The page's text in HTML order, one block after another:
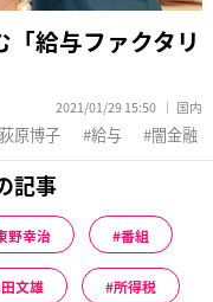
給与ファクタリ
2021/01/29 15:50 国内
原博子 給与 闇金融
記事
野幸治 番組
文雄 所得税